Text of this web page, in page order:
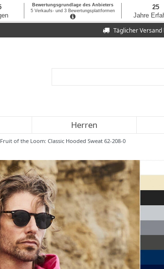
Täglicher
Herren
Fruit of the Loom: Classic Hooded Sweat 62-208-0